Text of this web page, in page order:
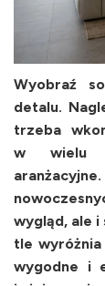
Wyobraź
detalu.
trzeba
w wielu
wygląd, ale
tle
wygodne i